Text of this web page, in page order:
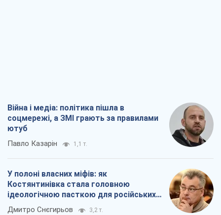
Війна і медіа: політика пішла в
соцмережі, а ЗМІ грають за правилами
ютуб
Павло Казарін 1,1 т.
У полоні власних міфів: як
Костянтинівка стала головною
ідеологічною пасткою для російських
окупантів
Дмитро Снєгирьов 3,2 т.